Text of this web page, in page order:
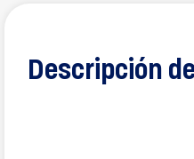
Descripción